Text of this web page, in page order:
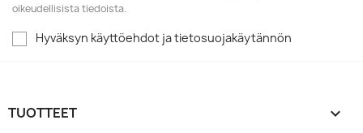
oikeudellisista tiedoista.
Hyväksyn käyttöehdot ja tietosuojakäytännön
TUOTTEET 